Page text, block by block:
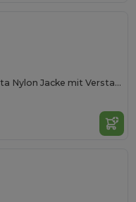
Wetterfeste Taffeta Nylon Jacke mit Verstaubarer Kapuze